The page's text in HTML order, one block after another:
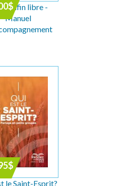
$
enfin libre -
Manuel
$
le Saint-Esprit?